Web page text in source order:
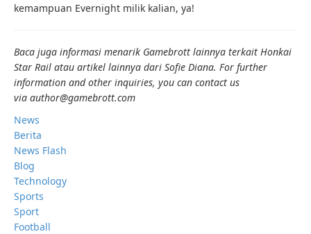
kemampuan Evernight milik kalian, ya!
Baca juga informasi menarik Gamebrott lainnya terkait Honkai
Star Rail atau artikel lainnya dari Sofie Diana. For further
information and other inquiries, you can contact us
via author@gamebrott.com
News
Berita
News Flash
Blog
Technology
Sports
Sport
Football